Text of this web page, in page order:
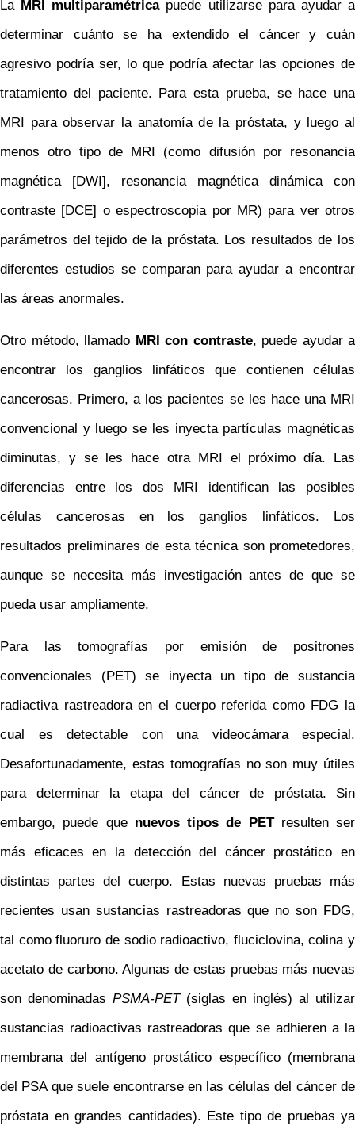
La MRI multiparamétricapuede utilizarse para ayudar a
determinar cuánto se ha extendido el cáncer y cuán
agresivo podría ser, lo que podría afectar las opciones de
tratamiento del paciente. Para esta prueba, se hace una
MRI para observar la anatomía de la próstata, y luego al
menos otro tipo de MRI (como difusión por resonancia
magnética [DWI], resonancia magnética dinámica con
contraste [DCE] o espectroscopia por MR) para ver otros
parámetros del tejido de la próstata. Los resultados de los
diferentes estudios se comparan para ayudar a encontrar
las áreas anormales.
Otro método, llamado MRI con contraste, puede ayudar a
encontrar los ganglios linfáticos que contienen células
cancerosas. Primero, a los pacientes se les hace una MRI
convencional y luego se les inyecta partículas magnéticas
diminutas, y se les hace otra MRI el próximo día. Las
diferencias entre los dos MRI identifican las posibles
células cancerosas en los ganglios linfáticos. Los
resultados preliminares de esta técnica son prometedores,
aunque se necesita más investigación antes de que se
pueda usar ampliamente.
Para las tomografías por emisión de positrones
convencionales (PET) se inyecta un tipo de sustancia
radiactiva rastreadora en el cuerpo referida como FDG la
cual es detectable con una videocámara especial.
Desafortunadamente, estas tomografías no son muy útiles
para determinar la etapa del cáncer de próstata. Sin
embargo, puede que nuevos tipos de PETresulten ser
más eficaces en la detección del cáncer prostático en
distintas partes del cuerpo. Estas nuevas pruebas más
recientes usan sustancias rastreadoras que no son FDG,
tal como fluoruro de sodio radioactivo, fluciclovina, colina y
acetato de carbono. Algunas de estas pruebas más nuevas
son denominadas PSMA-PET(siglas en inglés) al utilizar
sustancias radioactivas rastreadoras que se adhieren a la
membrana del antígeno prostático específico (membrana
del PSA que suele encontrarse en las células del cáncer de
próstata en grandes cantidades). Este tipo de pruebas ya